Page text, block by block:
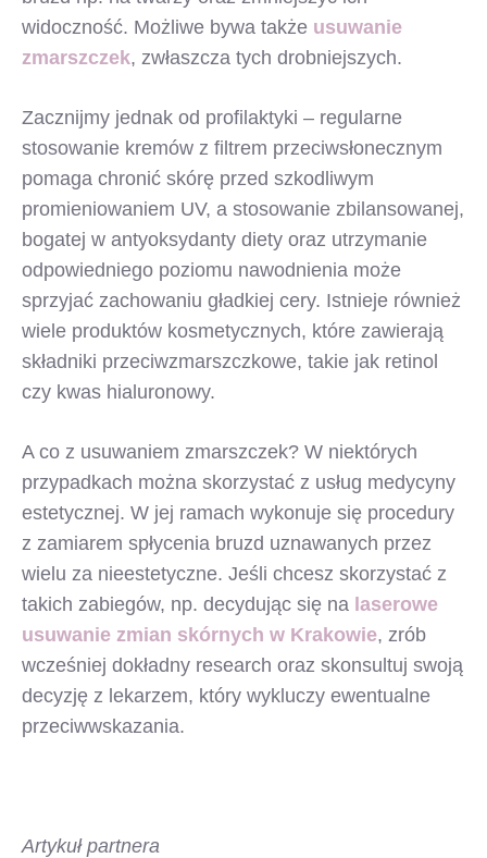
widoczność. Możliwe bywa także usuwanie
zmarszczek, zwłaszcza tych drobniejszych.
Zacznijmy jednak od profilaktyki – regularne
stosowanie kremów z filtrem przeciwsłonecznym
pomaga chronić skórę przed szkodliwym
promieniowaniem UV, a stosowanie zbilansowanej,
bogatej w antyoksydanty diety oraz utrzymanie
odpowiedniego poziomu nawodnienia może
sprzyjać zachowaniu gładkiej cery. Istnieje również
wiele produktów kosmetycznych, które zawierają
składniki przeciwzmarszczkowe, takie jak retinol
czy kwas hialuronowy.
A co z usuwaniem zmarszczek? W niektórych
przypadkach można skorzystać z usług medycyny
estetycznej. W jej ramach wykonuje się procedury
z zamiarem spłycenia bruzd uznawanych przez
wielu za nieestetyczne. Jeśli chcesz skorzystać z
takich zabiegów, np. decydując się na laserowe
usuwanie zmian skórnych w Krakowie, zrób
wcześniej dokładny research oraz skonsultuj swoją
decyzję z lekarzem, który wykluczy ewentualne
przeciwwskazania.
Artykuł partnera